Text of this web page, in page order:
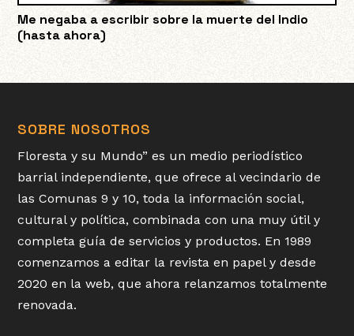
Me negaba a escribir sobre la muerte del Indio
(hasta ahora)
SOBRE NOSOTROS
Floresta y su Mundo” es un medio periodístico
barrial independiente, que ofrece al vecindario de
las Comunas 9 y 10, toda la información social,
cultural y política, combinada con una muy útil y
completa guía de servicios y productos. En 1989
comenzamos a editar la revista en papel y desde
2020 en la web, que ahora relanzamos totalmente
renovada.